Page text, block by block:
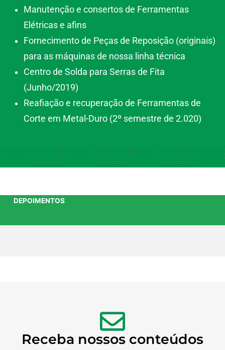
Manutenção e consertos de Ferramentas
Elétricas e afins
Fornecimento de Peças de Reposição (originais)
para as máquinas de nossa linha técnica
Centro de Solda para Serras de Fita
(Junho/2019)
Reafiação e recuperação de Ferramentas de
Corte em Metal-Duro (2º semestre de 2.020)
DEPOIMENTOS
Receba nossos conteúdos